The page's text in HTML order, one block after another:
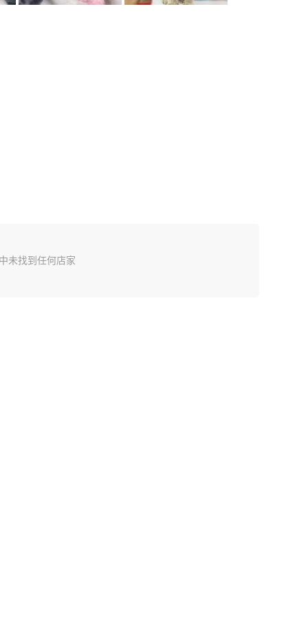
未找到任何店家